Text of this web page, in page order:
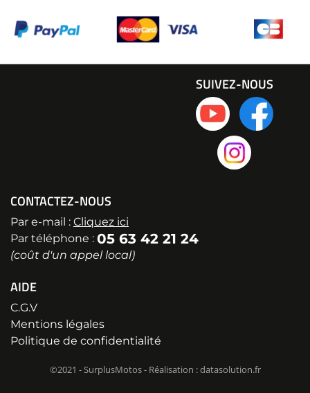
CONTACTEZ-NOUS
Par e-mail : Cliquez ici
Par téléphone : 05 63 42 21 24
(coût d'un appel local)
AIDE
C.G.V
Mentions légales
Politique de confidentialité
SUIVEZ-NOUS
©2021 - SurplusMotos - Réalisation : datasolution.fr